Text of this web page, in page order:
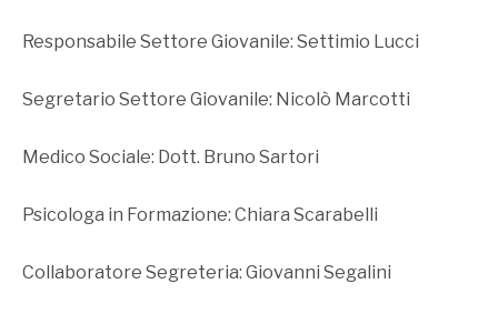
Responsabile Settore Giovanile: Settimio Lucci
Segretario Settore Giovanile: Nicolò Marcotti
Medico Sociale: Dott. Bruno Sartori
Psicologa in Formazione: Chiara Scarabelli
Collaboratore Segreteria: Giovanni Segalini